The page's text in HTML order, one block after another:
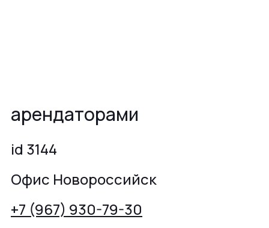
арендаторами
id 3144
Офис Новороссийск
+7 (967) 930-79-30